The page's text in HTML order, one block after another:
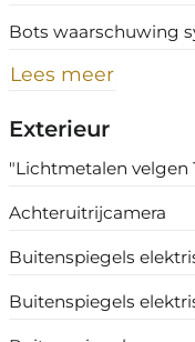
Bots waarschuwing
Lees meer
Exterieur
"Lichtmetalen velgen
Achteruitrijcamera
Buitenspiegels
Buitenspiegels